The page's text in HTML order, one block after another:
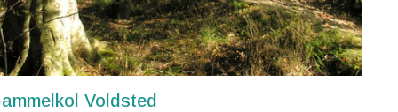
Voldsted